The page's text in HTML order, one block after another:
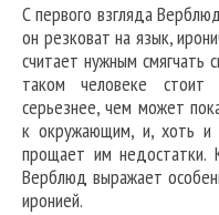
С первого взгляда
он резковат на язык,
считает нужным смягчать
таком человеке
серьезнее, чем может
к окружающим, и, хоть и
прощает им недостатки.
Верблюд выражает
иронией.